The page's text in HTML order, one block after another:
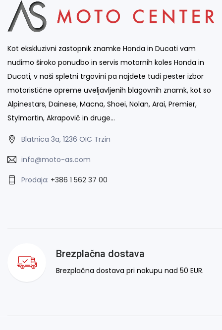
Kot ekskluzivni zastopnik znamke Honda in Ducati vam
nudimo široko ponudbo in servis motornih koles Honda in
Ducati, v naši spletni trgovini pa najdete tudi pester izbor
motoristične opreme uveljavljenih blagovnih znamk, kot so
Alpinestars, Dainese, Macna, Shoei, Nolan, Arai, Premier,
Stylmartin, Akrapovič in druge…
Blatnica 3a, 1236 OIC Trzin
info@moto-as.com
Prodaja: +386 1 562 37 00
Brezplačna dostava
Brezplačna dostava pri nakupu nad 50 EUR.